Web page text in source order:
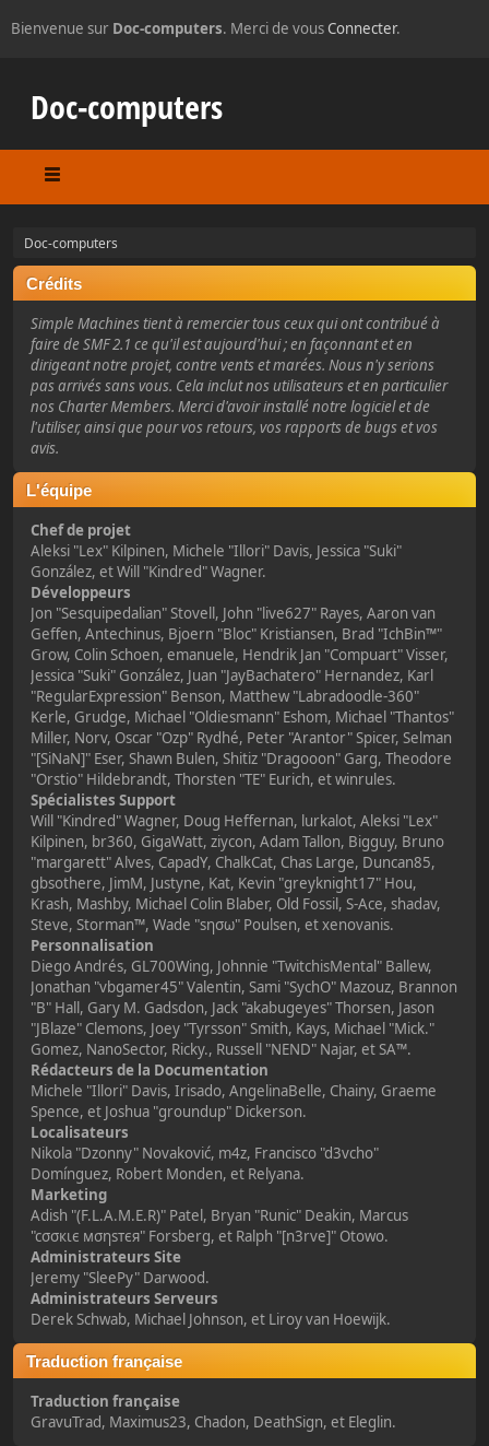
Bienvenue sur Doc-computers. Merci de vousConnecter.
Doc-computers
Doc-computers
Crédits
Simple Machines tient à remercier tous ceux qui ont contribué à
faire de SMF 2.1 ce qu'il est aujourd'hui ; en façonnant et en
dirigeant notre projet, contre vents et marées. Nous n'y serions
pas arrivés sans vous. Cela inclut nos utilisateurs et en particulier
nos Charter Members. Merci d'avoir installé notre logiciel et de
l'utiliser, ainsi que pour vos retours, vos rapports de bugs et vos
avis.
L'équipe
Chef de projet
Aleksi "Lex" Kilpinen, Michele "Illori" Davis, Jessica "Suki"
González, et Will "Kindred" Wagner.
Développeurs
Jon "Sesquipedalian" Stovell, John "live627" Rayes, Aaron van
Geffen, Antechinus, Bjoern "Bloc" Kristiansen, Brad "IchBin™"
Grow, Colin Schoen, emanuele, Hendrik Jan "Compuart" Visser,
Jessica "Suki" González, Juan "JayBachatero" Hernandez, Karl
"RegularExpression" Benson, Matthew "Labradoodle-360"
Kerle, Grudge, Michael "Oldiesmann" Eshom, Michael "Thantos"
Miller, Norv, Oscar "Ozp" Rydhé, Peter "Arantor" Spicer, Selman
"[SiNaN]" Eser, Shawn Bulen, Shitiz "Dragooon" Garg, Theodore
"Orstio" Hildebrandt, Thorsten "TE" Eurich, et winrules.
Spécialistes Support
Will "Kindred" Wagner, Doug Heffernan, lurkalot, Aleksi "Lex"
Kilpinen, br360, GigaWatt, ziycon, Adam Tallon, Bigguy, Bruno
"margarett" Alves, CapadY, ChalkCat, Chas Large, Duncan85,
gbsothere, JimM, Justyne, Kat, Kevin "greyknight17" Hou,
Krash, Mashby, Michael Colin Blaber, Old Fossil, S-Ace, shadav,
Steve, Storman™, Wade "sησω" Poulsen, et xenovanis.
Personnalisation
Diego Andrés, GL700Wing, Johnnie "TwitchisMental" Ballew,
Jonathan "vbgamer45" Valentin, Sami "SychO" Mazouz, Brannon
"B" Hall, Gary M. Gadsdon, Jack "akabugeyes" Thorsen, Jason
"JBlaze" Clemons, Joey "Tyrsson" Smith, Kays, Michael "Mick."
Gomez, NanoSector, Ricky., Russell "NEND" Najar, et SA™.
Rédacteurs de la Documentation
Michele "Illori" Davis, Irisado, AngelinaBelle, Chainy, Graeme
Spence, et Joshua "groundup" Dickerson.
Localisateurs
Nikola "Dzonny" Novaković, m4z, Francisco "d3vcho"
Domínguez, Robert Monden, et Relyana.
Marketing
Adish "(F.L.A.M.E.R)" Patel, Bryan "Runic" Deakin, Marcus
"cσσкιє мσηѕтєя" Forsberg, et Ralph "[n3rve]" Otowo.
Administrateurs Site
Jeremy "SleePy" Darwood.
Administrateurs Serveurs
Derek Schwab, Michael Johnson, et Liroy van Hoewijk.
Traduction française
Traduction française
GravuTrad, Maximus23, Chadon, DeathSign, et Eleglin.